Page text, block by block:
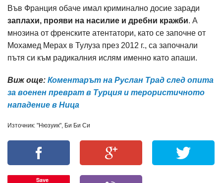
Във Франция обаче имал криминално досие заради
заплахи, прояви на насилие и дребни кражби. А
мнозина от френските атентатори, като се започне от
Мохамед Мерах в Тулуза през 2012 г., са започнали
пътя си към радикалния ислям именно като апаши.
Виж още: Коментарът на Руслан Трад след опита
за военен преврат в Турция и терористичното
нападение в Ница
Източник: "Нюзуик", Би Би Си
Save